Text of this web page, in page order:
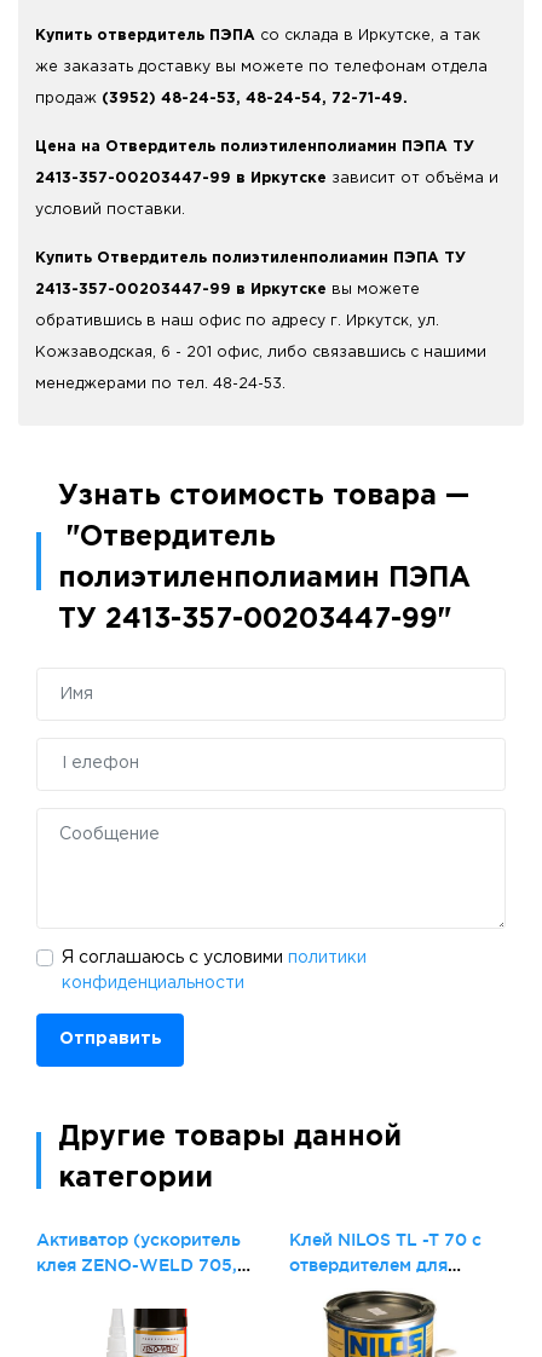
Купить отвердитель ПЭПА со склада в Иркутске, а так
же заказать доставку вы можете по телефонам отдела
продаж (3952) 48-24-53, 48-24-54, 72-71-49.
Цена на Отвердитель полиэтиленполиамин ПЭПА ТУ
2413-357-00203447-99 в Иркутске зависит от объёма и
условий поставки.
Купить Отвердитель полиэтиленполиамин ПЭПА ТУ
2413-357-00203447-99 в Иркутске вы можете
обратившись в наш офис по адресу г. Иркутск, ул.
Кожзаводская, 6 - 201 офис, либо связавшись с нашими
менеджерами по тел. 48-24-53.
Узнать стоимость товара —
"Отвердитель
полиэтиленполиамин ПЭПА
ТУ 2413-357-00203447-99"
Я соглашаюсь с условими политики
конфиденциальности
Отправить
Другие товары данной
категории
Активатор (ускоритель
клея ZENO-WELD 705,
Клей NILOS TL -T 70 с
отвердителем для
холодной вулканизации